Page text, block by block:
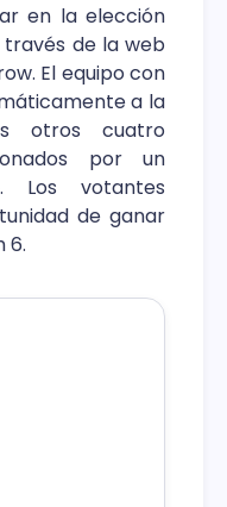
en la elección
de la web
El equipo con
a la
otros cuatro
por un
Los votantes
de ganar
6.